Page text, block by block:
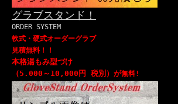
グラブスタンド！
ORDER SYSTEM
軟式・硬式オーダーグラブ
見積無料！！
本格湯もみ型づけ
（5.000～10,000円 税別）が無料!